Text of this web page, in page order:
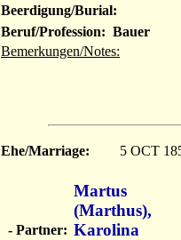
Beerdigung/Burial:
Beruf/Profession: Bauer
Bemerkungen/Notes:
Ehe/Marriage: 5 OCT
- Partner:
Martus
(Marthus),
Karolina